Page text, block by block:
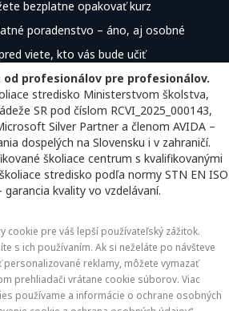
bezplatne opakovať kurz
poradenstvo – áno, aj osobné
viete, kto vás bude učiť
profesionálov pre profesionálov.
stredisko Ministerstvom školstva,
SR pod číslom RCVI_2025_000143,
Silver Partner a členom AVIDA –
dospelých na Slovensku i v zahraničí.​​​​​​​​​​​​​​​​
školiace centrum s kvalifikovanými
stredisko podľa normy STN EN ISO
garancia kvality vo vzdelávaní.
cookie pre váš lepší používateľský zážitok.
s ich používaním. Ak si neželáte po návšteve
reklamy, môžete vymazať
prehliadači vrátane cookie súborov. Viac
používame a informácie o ochrane osobných